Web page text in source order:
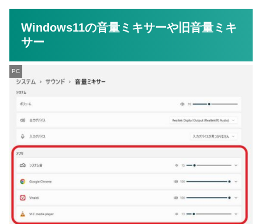
Windows11の音量ミキサーや旧音量ミキ
サー
PC